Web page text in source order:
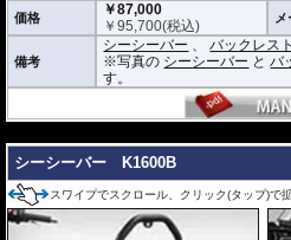
価格
￥87,000
￥95,700(税込) メ
備考
シーシーバー 、バックレスト
※写真の シーシーバー とバ
す。
シーシーバー K1600B
スワイプでスクロール、クリック(タップ)で